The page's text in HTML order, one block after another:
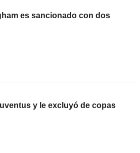
es sancionado con dos
y le excluyó de copas